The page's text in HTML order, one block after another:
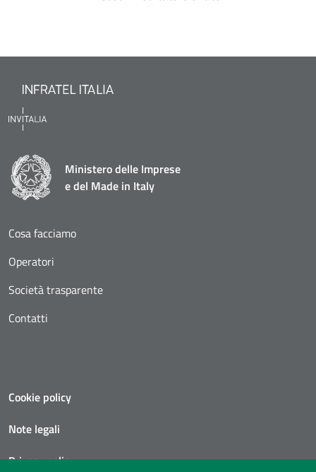
Ministero delle Imprese
e del Made in Italy
Cosa facciamo
Operatori
Società trasparente
Contatti
Cookie policy
Note legali
Privacy policy